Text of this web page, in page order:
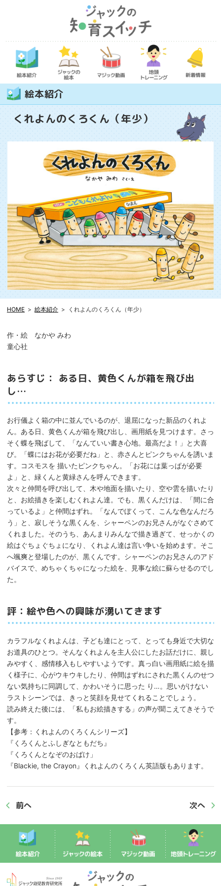
絵本紹介
くれよんのくろくん（年少）
HOME 絵本紹介 くれよんのくろくん（年少）
作・絵 なかや みわ
童心社
あらすじ： ある日、黄色くんが箱を飛び出
し…
お行儀よく箱の中に並んでいるのが、退屈になった新品のくれよ
ん。ある日、黄色くんが箱を飛び出し、画用紙を見つけます。さっ
そく蝶を飛ばして、「なんていい書き心地。最高だよ！」と大喜
び。「蝶にはお花が必要だね」と、赤さんとピンクちゃんを誘いま
す。コスモスを 描いたピンクちゃん。「お花には葉っぱが必要
よ」と、緑くんと黄緑さんを呼んできます。
次々と仲間を呼び出して、木や地面を描いたり、空や雲を描いたり
と、お絵描きを楽しむくれよん達。でも、黒くんだけは、「間に合
っているよ」と仲間はずれ。「なんでぼくって、こんな色なんだろ
う」と、寂しそうな黒くんを、シャーペンのお兄さんがなぐさめて
くれました。そのうち、あんまりみんなで描き過ぎて、せっかくの
絵はぐちょぐちょになり、くれよん達は言い争いを始めます。そこ
へ颯爽と登場したのが、黒くんです。シャーペンのお兄さんのアド
バイスで、めちゃくちゃになった絵を、見事な絵に蘇らせるのでし
た。
評：絵や色への興味が湧いてきます
カラフルなくれよんは、子ども達にとって、とっても身近で大切な
お道具のひとつ。そんなくれよんを主人公にしたお話だけに、親し
みやすく、感情移入もしやすいようです。真っ白い画用紙に絵を描
く様子に、心がウキウキしたり、仲間はずれにされた黒くんのせつ
ない気持ちに同調して、かわいそうに思った り…。思いがけない
ラストシーンでは、きっと笑顔を見せてくれることでしょう。
読み終えた後には、「私もお絵描きする」の声が聞こえてきそうで
す。
【参考：くれよんのくろくんシリーズ】
『くろくんとふしぎなともだち』
『くろくんとなぞのおばけ」
『Blackie, the Crayon』くれよんのくろくん英語版もあります。
前へ 次へ